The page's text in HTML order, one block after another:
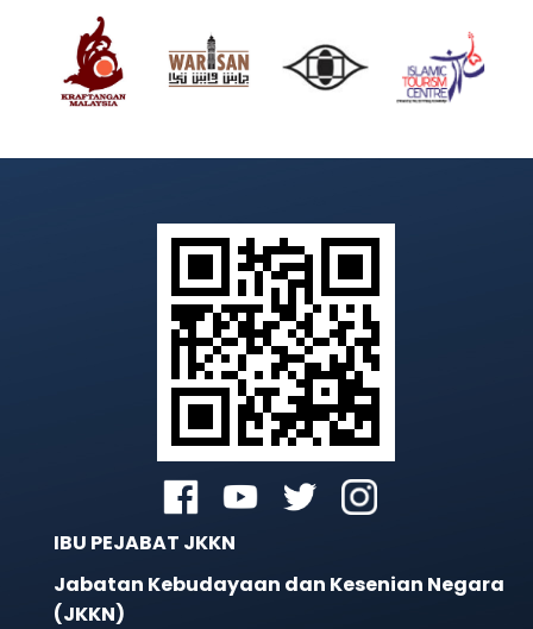
IBU PEJABAT JKKN
Jabatan Kebudayaan dan Kesenian Negara
(JKKN)